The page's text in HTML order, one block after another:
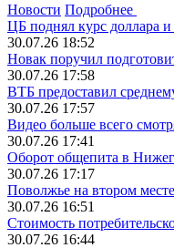
Новости Подробнее
ЦБ поднял курс доллара
30.07.26 18:52
Новак поручил
30.07.26 17:58
ВТБ предоставил
30.07.26 17:57
Видео больше всего
30.07.26 17:41
Оборот общепита в
30.07.26 17:17
Поволжье на втором
30.07.26 16:51
Стоимость
30.07.26 16:44